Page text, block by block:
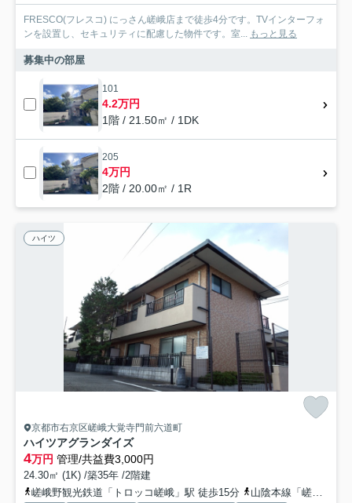
FRESCO(フレスコ) にっさん嵯峨店まで徒歩4分です。TVインターフォ
ンを設置し、セキュリティに配慮した物件です。室...
もっと見る
募集中の部屋
101
4.2万円
1階 / 21.50㎡ / 1DK
205
4万円
2階 / 20.00㎡ / 1R
ハイツ
京都市右京区嵯峨大覚寺門前六道町
ハイツアグランダイズ
4万円 管理/共益費3,000円
24.30㎡ (1K) /築35年 /2階建
嵯峨野観光鉄道「トロッコ嵯峨」駅 徒歩15分
山陰本線「嵯峨嵐山」駅 徒歩14分